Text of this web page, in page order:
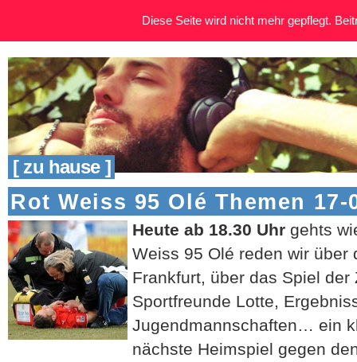
[ zu hause ]
Rot Weiss 95 Olé Themen 17-
Heute ab 18.30 Uhr gehts
Weiss 95 Olé reden wir über
Frankfurt, über das Spiel der
Sportfreunde Lotte,
Jugendmannschaften… ein
nächste Heimspiel gegen
Diese Seite wird nicht mehr gepflegt.